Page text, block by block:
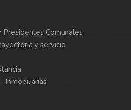
Comunales
y servicio
Inmobiliarias